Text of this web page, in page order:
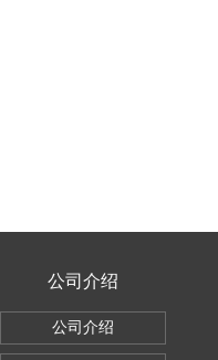
公司介绍
公司介绍